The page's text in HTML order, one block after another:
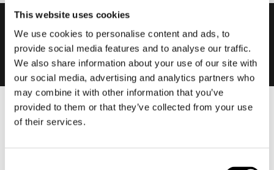
This website uses cookies
We use cookies to personalise content and ads, to
provide social media features and to analyse our traffic.
We also share information about your use of our site with
our social media, advertising and analytics partners who
may combine it with other information that you’ve
provided to them or that they’ve collected from your use
of their services.
Heren